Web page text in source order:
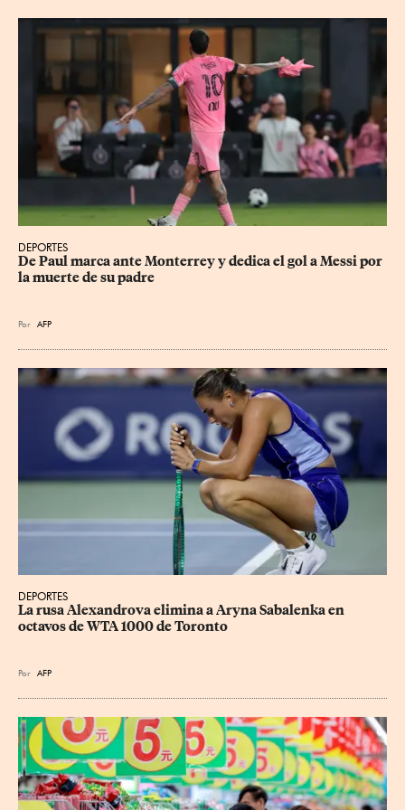
DEPORTES
De Paul marca ante Monterrey y dedica el gol a Messi por
la muerte de su padre
Por AFP
DEPORTES
La rusa Alexandrova elimina a Aryna Sabalenka en
octavos de WTA 1000 de Toronto
Por AFP